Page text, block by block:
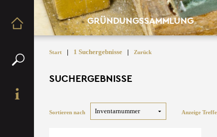
GRÜNDUNGSSAMMLUNG
Start | 1 Suchergebnisse | Zurück
SUCHERGEBNISSE
Sortieren nach Anzeige